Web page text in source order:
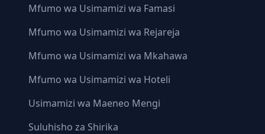
Mfumo wa Usimamizi wa Famasi
Mfumo wa Usimamizi wa Rejareja
Mfumo wa Usimamizi wa Mkahawa
Mfumo wa Usimamizi wa Hoteli
Usimamizi wa Maeneo Mengi
Suluhisho za Shirika